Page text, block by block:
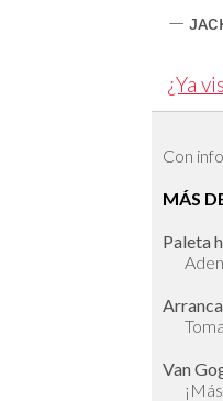
—
¿Ya
Con
MÁS
Paleta
Van